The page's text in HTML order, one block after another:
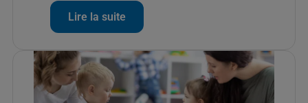
Lire la suite